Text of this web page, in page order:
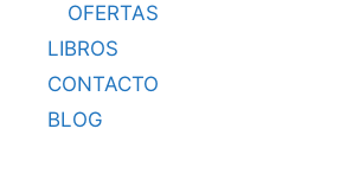
OFERTAS
LIBROS
CONTACTO
BLOG